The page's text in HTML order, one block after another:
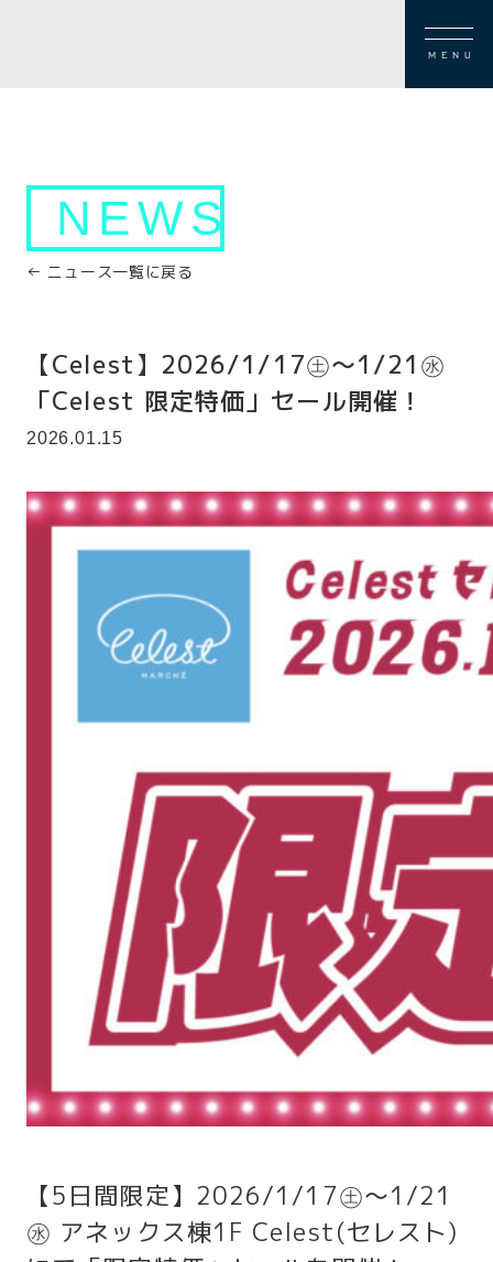
MENU
NEWS
← ニュース一覧に戻る
【Celest】2026/1/17㊏～1/21㊌
「Celest 限定特価」セール開催！
2026.01.15
【5日間限定】2026/1/17㊏～1/21
㊌ アネックス棟1F Celest(セレスト)